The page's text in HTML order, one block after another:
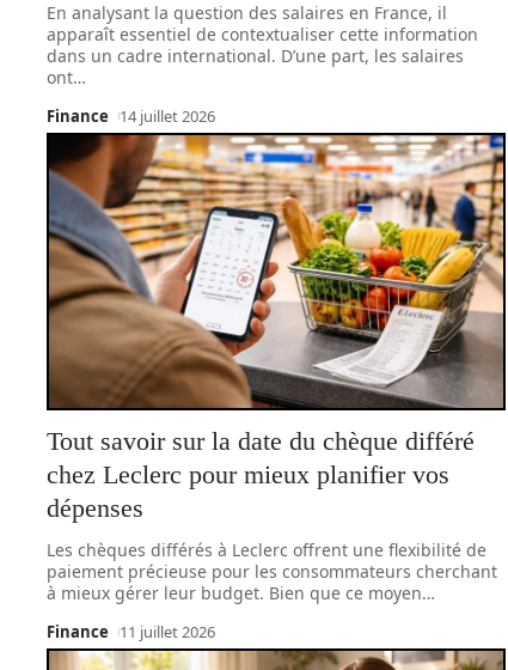
En analysant la question des salaires en France, il
apparaît essentiel de contextualiser cette information
dans un cadre international. D’une part, les salaires
ont…
Finance 14 juillet 2026
Tout savoir sur la date du chèque différé
chez Leclerc pour mieux planifier vos
dépenses
Les chèques différés à Leclerc offrent une flexibilité de
paiement précieuse pour les consommateurs cherchant
à mieux gérer leur budget. Bien que ce moyen…
Finance 11 juillet 2026